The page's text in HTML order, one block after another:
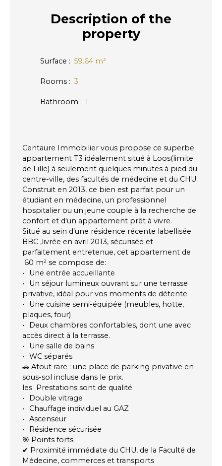
Description of the
property
Surface : 59.64 m²
Rooms : 3
Bathroom : 1
Centaure Immobilier vous propose ce superbe
appartement T3 idéalement situé à Loos(limite
de Lille) à seulement quelques minutes à pied du
centre-ville, des facultés de médecine et du CHU.
Construit en 2013, ce bien est parfait pour un
étudiant en médecine, un professionnel
hospitalier ou un jeune couple à la recherche de
confort et d'un appartement prêt à vivre.
Situé au sein d’une résidence récente labellisée
BBC ,livrée en avril 2013, sécurisée et
parfaitement entretenue, cet appartement de
60 m² se compose de:
Une entrée accueillante
Un séjour lumineux ouvrant sur une terrasse
privative, idéal pour vos moments de détente
Une cuisine semi-équipée (meubles, hotte,
plaques, four)
Deux chambres confortables, dont une avec
accès direct à la terrasse.
Une salle de bains
WC séparés
🚗 Atout rare : une place de parking privative en
sous-sol incluse dans le prix.
les Prestations sont de qualité
Double vitrage
Chauffage individuel au GAZ
Ascenseur
Résidence sécurisée
🎯 Points forts
✔ Proximité immédiate du CHU, de la Faculté de
Médecine, commerces et transports